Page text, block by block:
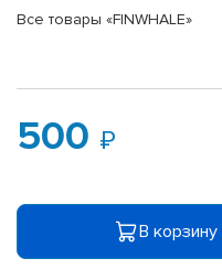
Все товары «FINWHALE»
500
В корзину